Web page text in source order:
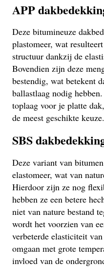
APP
Deze bitumineuze
plastomeer, wat
structuur dankzij de
Bovendien zijn deze
bestendig, wat betekent
ballastlaag nodig
toplaag voor je platte
de meest geschikte keuze.
SBS
Deze variant van
elastomeer, wat van
Hierdoor zijn ze nog
hebben ze een betere
niet van nature bestand
wordt het voorzien van
verbeterde elasticiteit
omgaan met grote
invloed van de